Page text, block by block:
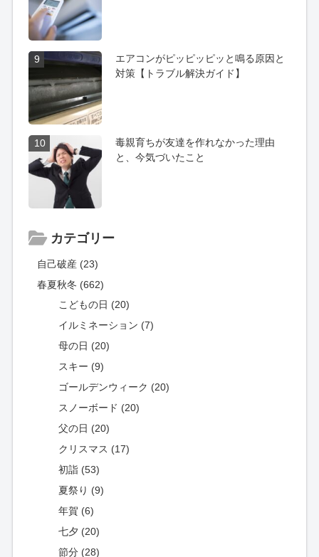
9
エアコンがピッピッピッと鳴る原因と
対策【トラブル解決ガイド】
10
毒親育ちが友達を作れなかった理由
と、今気づいたこと
カテゴリー
自己破産 (23)
春夏秋冬 (662)
こどもの日 (20)
イルミネーション (7)
母の日 (20)
スキー (9)
ゴールデンウィーク (20)
スノーボード (20)
父の日 (20)
クリスマス (17)
初詣 (53)
夏祭り (9)
年賀 (6)
七夕 (20)
節分 (28)